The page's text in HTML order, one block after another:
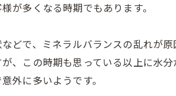
が多くなる時期でもあります。
どで、ミネラルバランスの乱れが原
、この時期も思っている以上に水分
外に多いようです。